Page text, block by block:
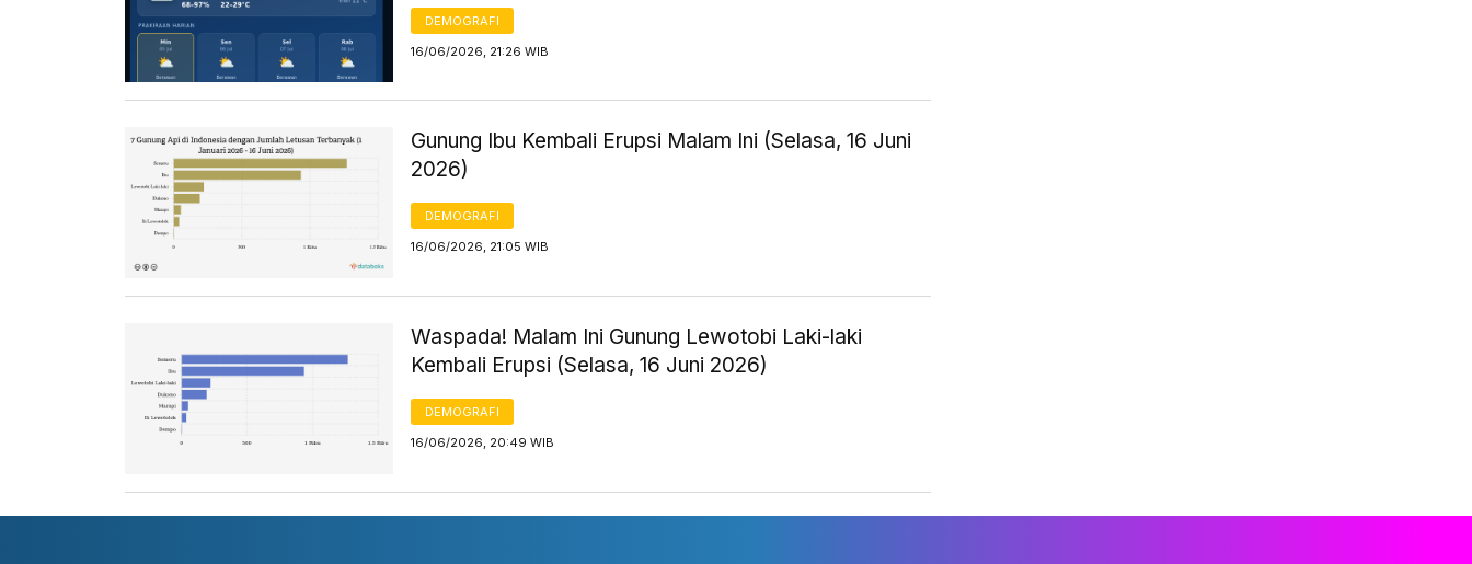
DEMOGRAFI
16/06/2026, 21:26 WIB
Gunung Ibu Kembali Erupsi Malam Ini (Selasa, 16 Juni
2026)
DEMOGRAFI
16/06/2026, 21:05 WIB
Waspada! Malam Ini Gunung Lewotobi Laki-laki
Kembali Erupsi (Selasa, 16 Juni 2026)
DEMOGRAFI
16/06/2026, 20:49 WIB